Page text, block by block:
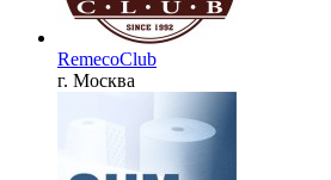
RemecoClub
г. Москва